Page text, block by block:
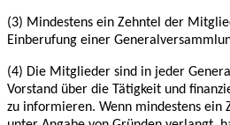
(3) Mindestens ein Zehntel der
Einberufung einer
(4) Die Mitglieder sind in jeder
Vorstand über die Tätigkeit und
zu informieren. Wenn mindestens